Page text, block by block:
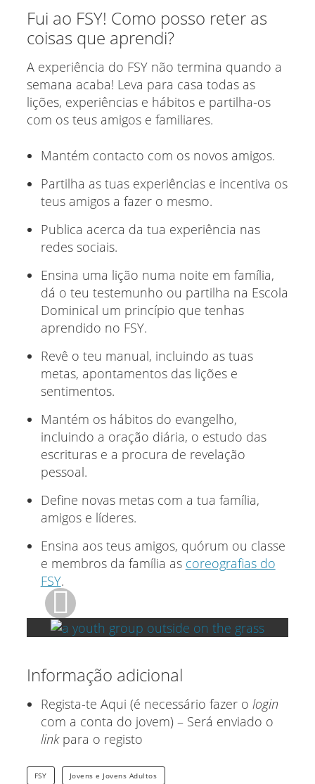
Fui ao FSY! Como posso reter as
coisas que aprendi?
A experiência do FSY não termina quando a
semana acaba! Leva para casa todas as
lições, experiências e hábitos e partilha-os
com os teus amigos e familiares.
Mantém contacto com os novos amigos.
Partilha as tuas experiências e incentiva os
teus amigos a fazer o mesmo.
Publica acerca da tua experiência nas
redes sociais.
Ensina uma lição numa noite em família,
dá o teu testemunho ou partilha na Escola
Dominical um princípio que tenhas
aprendido no FSY.
Revê o teu manual, incluindo as tuas
metas, apontamentos das lições e
sentimentos.
Mantém os hábitos do evangelho,
incluindo a oração diária, o estudo das
escrituras e a procura de revelação
pessoal.
Define novas metas com a tua família,
amigos e líderes.
Ensina aos teus amigos, quórum ou classe
e membros da família as coreografias do
FSY.
Informação adicional
Regista-te Aqui (é necessário fazer o login
com a conta do jovem) – Será enviado o
linkpara o registo
FSY Jovens e Jovens Adultos